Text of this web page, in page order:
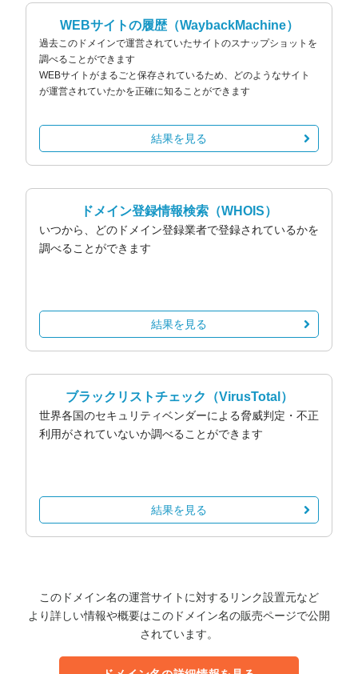
WEBサイトの履歴（WaybackMachine）
過去このドメインで運営されていたサイトのスナップショットを
調べることができます
WEBサイトがまるごと保存されているため、どのようなサイト
が運営されていたかを正確に知ることができます
結果を見る
ドメイン登録情報検索 （WHOIS）
いつから、どのドメイン登録業者で登録されているかを
調べることができます
結果を見る
ブラックリストチェック （VirusTotal）
世界各国のセキュリティベンダーによる脅威判定・不正
利用がされていないか調べることができます
結果を見る
このドメイン名の運営サイトに対するリンク設置元など
より詳しい情報や概要はこのドメイン名の販売ページで公開
されています。